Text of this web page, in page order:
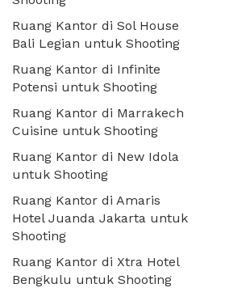
Ruang Kantor di Sol House
Bali Legian untuk Shooting
Ruang Kantor di Infinite
Potensi untuk Shooting
Ruang Kantor di Marrakech
Cuisine untuk Shooting
Ruang Kantor di New Idola
untuk Shooting
Ruang Kantor di Amaris
Hotel Juanda Jakarta untuk
Shooting
Ruang Kantor di Xtra Hotel
Bengkulu untuk Shooting